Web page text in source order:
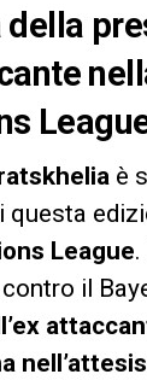
è
questa
League
il